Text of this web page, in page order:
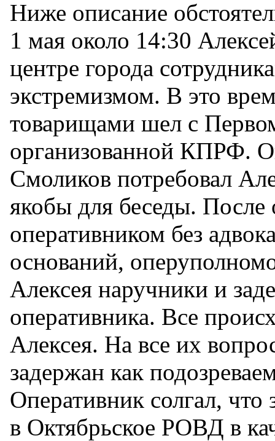
Ниже описание
1 мая около 14:30
центре города
экстремизмом. В это
товарищами шел с
организованной КПРФ.
Смоликов потребовал
якобы для беседы. После
оперативником без
оснований,
Алексея наручники и
оперативника. Все
Алексея. На все их
задержан как
Оперативник солгал, что
в Октябрьское РОВД в